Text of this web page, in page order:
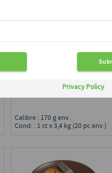
CABILLAUD PRÉFRIT
Disponible en région :
Calibre : 170 g env.
Cond. : 1 ct x 3,4 kg (20 pc env.)